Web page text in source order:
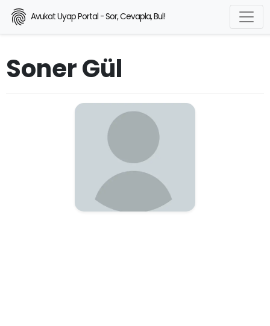
Avukat Uyap Portal - Sor, Cevapla, Bul!
Soner Gül